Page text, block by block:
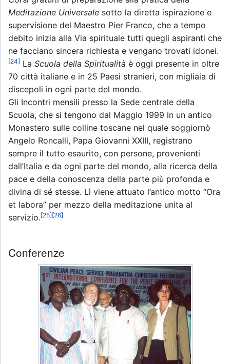
Meditazione Universale sotto la diretta ispirazione e
supervisione del Maestro Pier Franco, che a tempo
debito inizia alla Via spirituale tutti quegli aspiranti che
ne facciano sincera richiesta e vengano trovati idonei.
[24] La Scuola della Spiritualità è oggi presente in oltre
70 città italiane e in 25 Paesi stranieri, con migliaia di
discepoli in ogni parte del mondo.
Gli Incontri mensili presso la Sede centrale della
Scuola, che si tengono dal Maggio 1999 in un antico
Monastero sulle colline toscane nel quale soggiornò
Angelo Roncalli, Papa Giovanni XXIII, registrano
sempre il tutto esaurito, con persone, provenienti
dall’Italia e da ogni parte del mondo, alla ricerca della
pace e della conoscenza della parte più profonda e
divina di sé stesse. Lì viene attuato l’antico motto “Ora
et labora” per mezzo della meditazione unita al
servizio.[25][26]
Conferenze